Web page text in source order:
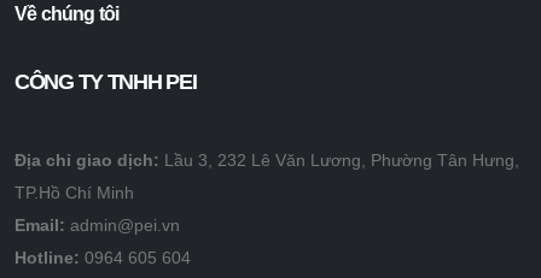
Về chúng tôi
CÔNG TY TNHH PEI
Địa chỉ giao dịch: Lầu 3, 232 Lê Văn Lương, Phường Tân Hưng,
TP.Hồ Chí Minh
Email: admin@pei.vn
Hotline: 0964 605 604